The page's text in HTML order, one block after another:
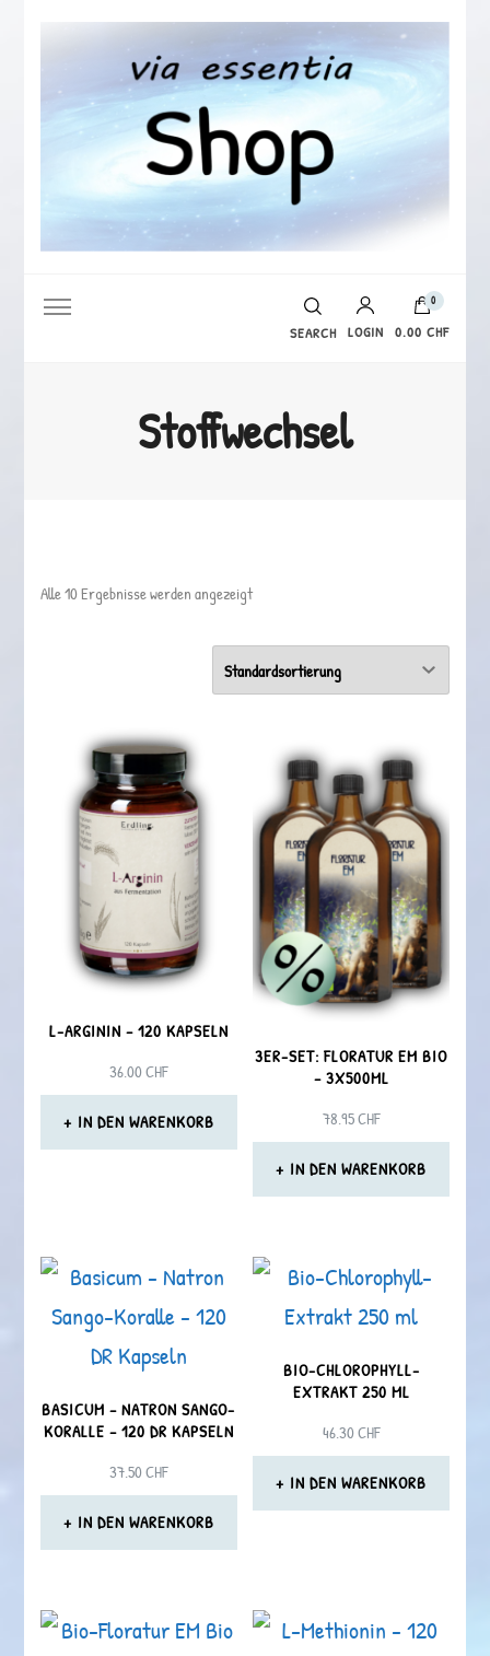
SEARCH LOGIN
0
0.00 CHF
Stoffwechsel
Alle 10 Ergebnisse werden angezeigt
L-ARGININ – 120 KAPSELN
36.00CHF
IN DEN WARENKORB
3ER-SET: FLORATUR EM BIO
– 3X500ML
78.95CHF
IN DEN WARENKORB
BASICUM – NATRON SANGO-
KORALLE – 120 DR KAPSELN
37.50CHF
IN DEN WARENKORB
BIO-CHLOROPHYLL-
EXTRAKT 250 ML
46.30CHF
IN DEN WARENKORB